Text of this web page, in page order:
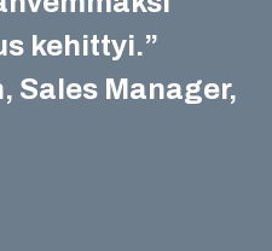
kehittyi.”
Sales Manager,